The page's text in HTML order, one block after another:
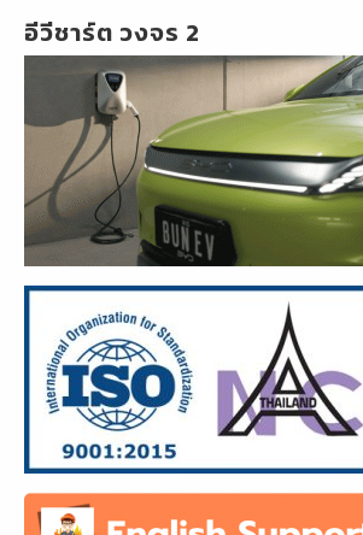
อีวีชาร์ต วงจร 2